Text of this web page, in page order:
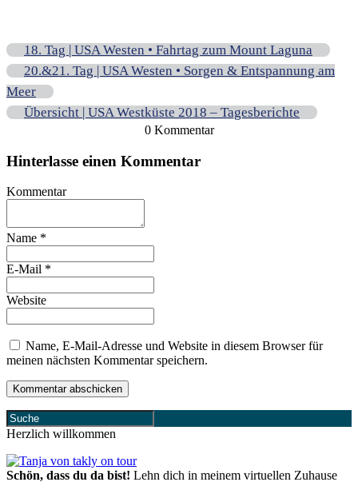
18. Tag | USA Westen • Fahrtag zum Mount Laguna
20.&21. Tag | USA Westen • Sorgen & Entspannung am
Meer
Übersicht | USA Westküste 2018 – Tagesberichte
0 Kommentar
Hinterlasse einen Kommentar
Kommentar
Name *
E-Mail *
Website
Name, E-Mail-Adresse und Website in diesem Browser für
meinen nächsten Kommentar speichern.
Herzlich willkommen
Schön, dass du da bist! Lehn dich in meinem virtuellen Zuhause